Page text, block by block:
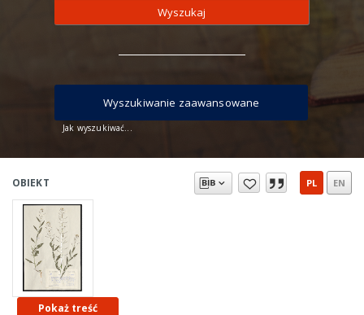
Wyszukaj
Jak wyszukiwać...
Wyszukiwanie zaawansowane
OBIEKT PL EN
Pokaż treść